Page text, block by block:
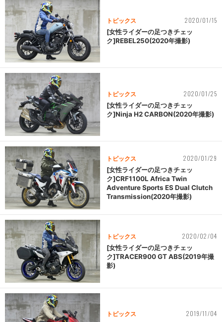
トピックス 2020/01/15
[女性ライダーの足つきチェッ
ク]REBEL250(2020年撮影)
トピックス 2020/01/25
[女性ライダーの足つきチェッ
ク]Ninja H2 CARBON(2020年撮影)
トピックス 2020/01/29
[女性ライダーの足つきチェッ
ク]CRF1100L Africa Twin
Adventure Sports ES Dual Clutch
Transmission(2020年撮影)
トピックス 2020/02/04
[女性ライダーの足つきチェッ
ク]TRACER900 GT ABS(2019年撮
影)
トピックス 2019/11/04